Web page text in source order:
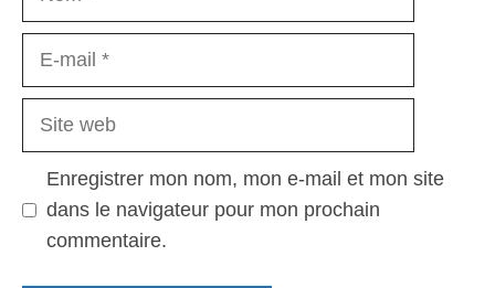
Site
Enregistrer mon nom, mon e-mail et mon site
dans le navigateur pour mon prochain
commentaire.